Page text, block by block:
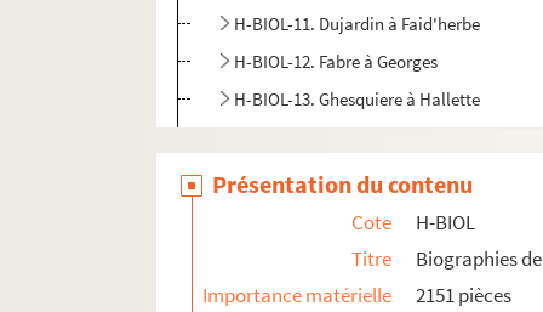
H-BIOL-11. Dujardin à Faid'herbe
H-BIOL-12. Fabre à Georges
H-BIOL-13. Ghesquiere à Hallette
H-BIOL-15. Labbe à Lefebvre
H-BIOL-16. Le Fel à Lequenne
H-BIOL-17. Lequeux à Marie Grosse-Tête
H-BIOL-18. Marie Jérôme à Montury
Présentation du contenu
Cote
H-BIOL
Titre
Biographies
Importance matérielle
2151 pièces